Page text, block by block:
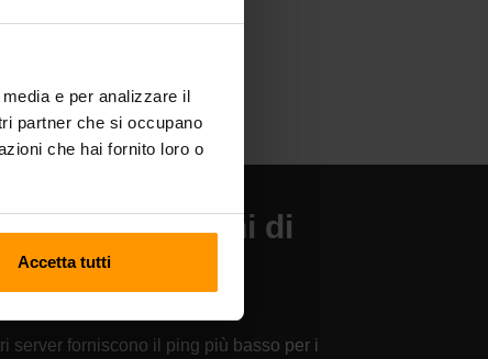
e per analizzare il
partner che si occupano
che hai fornito loro o
Accetta tutti
nostre posizioni di
del server
3.
server forniscono il ping più basso per i